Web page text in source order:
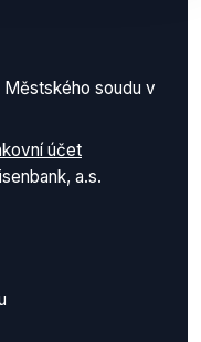
soudu v
účet
a.s.